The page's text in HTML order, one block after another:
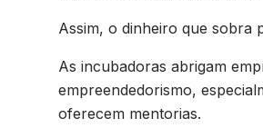
Assim, o dinheiro que sobra
As incubadoras abrigam
empreendedorismo,
oferecem mentorias.